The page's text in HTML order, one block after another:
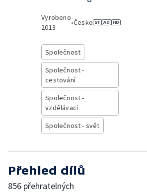
Vyrobeno
2013
•Česko
Společnost
Společnost -
cestování
Společnost -
vzdělávací
Společnost - svět
Přehled dílů
856 přehratelných